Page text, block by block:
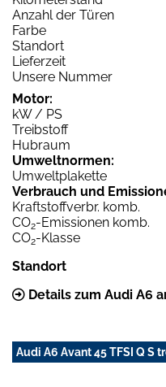
Anzahl der Türen
Farbe
Standort
Lieferzeit
Unsere Nummer
Motor:
kW / PS
Treibstoff
Hubraum
Umweltnormen:
Umweltplakette
Verbrauch und
Kraftstoffverbr. komb.
CO2-Emissionen komb.
CO2-Klasse
Standort
Details zum Audi A6
Audi A6 Avant 45 TFSI Q